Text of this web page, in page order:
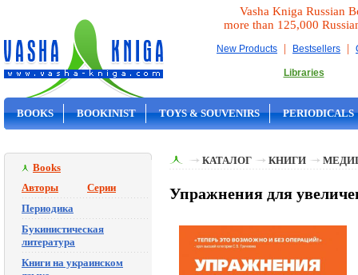
Vasha Kniga Russian
more than 125,000
New Products | Bestsellers |
Libraries
BOOKS BOOKINIST TOYS & SOUVENIRS PERIODICALS
Books
Авторы
Серии
Периодика
Букинистическая
литература
Книги на украинском
КАТАЛОГ КНИГИ
Упражнения для